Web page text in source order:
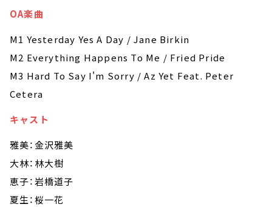
OA楽曲
M1 Yesterday Yes A Day / Jane Birkin
M2 Everything Happens To Me / Fried Pride
M3 Hard To Say I'm Sorry / Az Yet Feat. Peter
Cetera
キャスト
雅美：金沢雅美
大林：林大樹
恵子：岩橋道子
夏生：桜一花